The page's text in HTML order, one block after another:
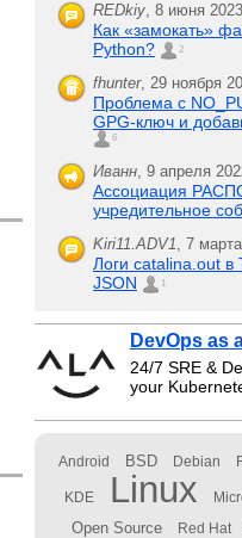
REDkiy, 8 июня
Как «замокать»
Python?
2
fhunter, 29 ноября
Проблема с
GPG-ключ и
6
Иванн, 9 апреля
Ассоциация
учредительное
Kiri11.ADV1, 7
Логи catalina.out
JSON
1
DevOps as
24/7 SRE &
your
Android BSD Debian
KDE Linux
Open Source Red Hat